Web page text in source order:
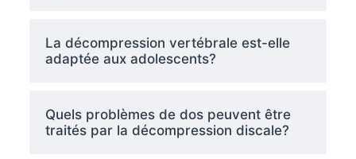
La décompression vertébrale est-elle
adaptée aux adolescents?
Quels problèmes de dos peuvent être
traités par la décompression discale?